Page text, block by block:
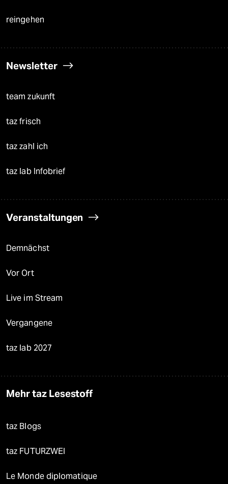
reingehen
Newsletter
team zukunft
taz frisch
taz zahl ich
taz lab Infobrief
Veranstaltungen
Demnächst
Vor Ort
Live im Stream
Vergangene
taz lab 2027
Mehr taz Lesestoff
taz Blogs
taz FUTURZWEI
Le Monde diplomatique